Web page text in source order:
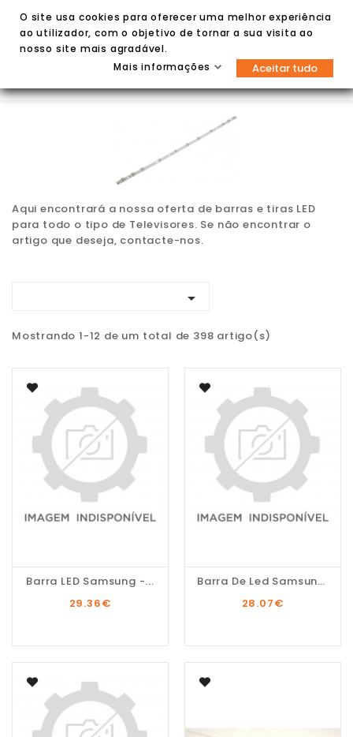

Aqui encontrará a nossa oferta de barras e tiras LED
para todo o tipo de Televisores. Se não encontrar o
artigo que deseja, contacte-nos.

Mostrando 1-12 de um total de 398 artigo(s)
Barra LED Samsung -...
29.36€
Barra De Led Samsung...
28.07€
O site usa cookies para oferecer uma melhor experiência
ao utilizador, com o objetivo de tornar a sua visita ao
nosso site mais agradável.
Mais informações
Aceitar tudo